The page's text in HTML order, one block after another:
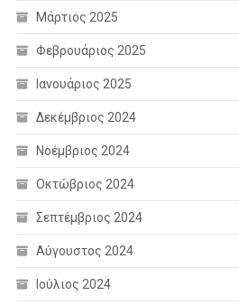
Μάρτιος 2025
Φεβρουάριος 2025
Ιανουάριος 2025
Δεκέμβριος 2024
Νοέμβριος 2024
Οκτώβριος 2024
Σεπτέμβριος 2024
Αύγουστος 2024
Ιούλιος 2024